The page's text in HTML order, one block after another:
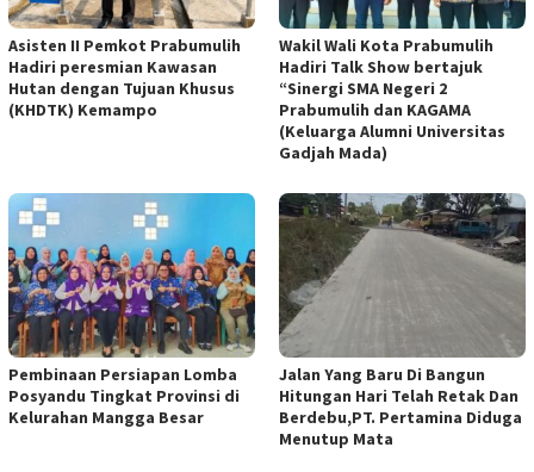
Asisten II Pemkot Prabumulih
Hadiri peresmian Kawasan
Hutan dengan Tujuan Khusus
(KHDTK) Kemampo
Wakil Wali Kota Prabumulih
Hadiri Talk Show bertajuk
“Sinergi SMA Negeri 2
Prabumulih dan KAGAMA
(Keluarga Alumni Universitas
Gadjah Mada)
Pembinaan Persiapan Lomba
Posyandu Tingkat Provinsi di
Kelurahan Mangga Besar
Jalan Yang Baru Di Bangun
Hitungan Hari Telah Retak Dan
Berdebu,PT. Pertamina Diduga
Menutup Mata